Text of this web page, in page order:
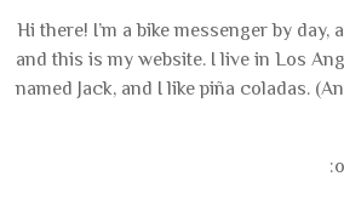
Hi there! I’m a bike messenger by
and this is my website. I live in Los
named Jack, and I like piña coladas.